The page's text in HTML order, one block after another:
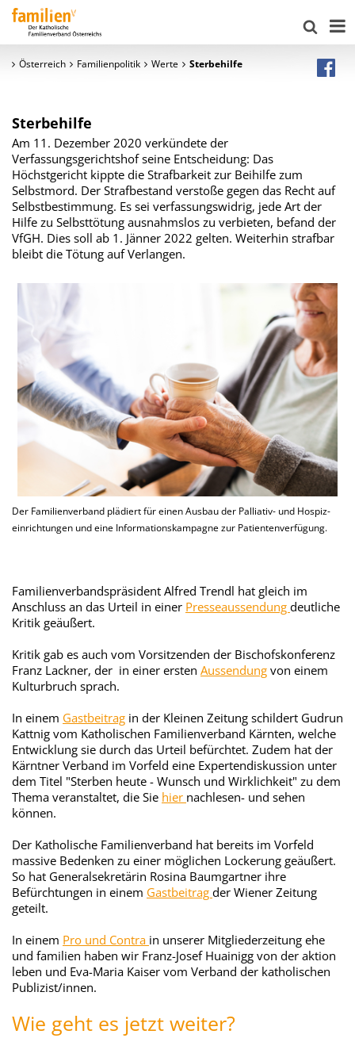
Österreich Familienpolitik Werte Sterbehilfe
Sterbehilfe
Am 11. Dezember 2020 verkündete der
Verfassungsgerichtshof seine Entscheidung: Das
Höchstgericht kippte die Strafbarkeit zur Beihilfe zum
Selbstmord. Der Strafbestand verstoße gegen das Recht auf
Selbstbestimmung. Es sei verfassungswidrig, jede Art der
Hilfe zu Selbsttötung ausnahmslos zu verbieten, befand der
VfGH. Dies soll ab 1. Jänner 2022 gelten. Weiterhin strafbar
bleibt die Tötung auf Verlangen.
Der Familienverband plädiert für einen Ausbau der Palliativ- und Hospiz-
einrichtungen und eine Informationskampagne zur Patientenverfügung.
Familienverbandspräsident Alfred Trendl hat gleich im
Anschluss an das Urteil in einer Presseaussendung deutliche
Kritik geäußert.
Kritik gab es auch vom Vorsitzenden der Bischofskonferenz
Franz Lackner, der in einer ersten Aussendung von einem
Kulturbruch sprach.
In einem Gastbeitrag in der Kleinen Zeitung schildert Gudrun
Kattnig vom Katholischen Familienverband Kärnten, welche
Entwicklung sie durch das Urteil befürchtet. Zudem hat der
Kärntner Verband im Vorfeld eine Expertendiskussion unter
dem Titel "Sterben heute - Wunsch und Wirklichkeit" zu dem
Thema veranstaltet, die Sie hier nachlesen- und sehen
können.
Der Katholische Familienverband hat bereits im Vorfeld
massive Bedenken zu einer möglichen Lockerung geäußert.
So hat Generalsekretärin Rosina Baumgartner ihre
Befürchtungen in einem Gastbeitrag der Wiener Zeitung
geteilt.
In einem Pro und Contra in unserer Mitgliederzeitung ehe
und familien haben wir Franz-Josef Huainigg von der aktion
leben und Eva-Maria Kaiser vom Verband der katholischen
Publizist/innen.
Wie geht es jetzt weiter?